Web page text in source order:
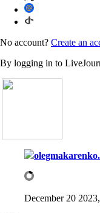
No account? Create an
By logging in to
December 20